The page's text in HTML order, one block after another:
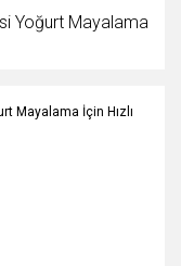
Yoğurt Mayalama